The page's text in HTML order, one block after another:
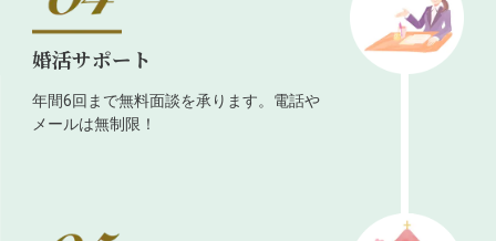
婚活サポート
年間6回まで無料面談を承ります。電話や
メールは無制限！